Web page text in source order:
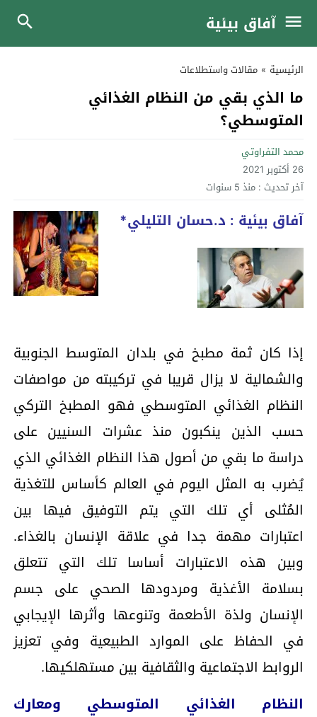
آفاق بيئية
الرئيسية » مقالات واستطلاعات
ما الذي بقي من النظام الغذائي
المتوسطي؟
محمد التفراوتي
26 أكتوبر 2021
آخر تحديث : منذ 5 سنوات
آفاق بيئية : د.حسان التليلي*
إذا كان ثمة مطبخ في بلدان المتوسط الجنوبية
والشمالية لا يزال قريبا في تركيبته من مواصفات
النظام الغذائي المتوسطي فهو المطبخ التركي
حسب الذين ينكبون منذ عشرات السنيين على
دراسة ما بقي من أصول هذا النظام الغذائي الذي
يُضرب به المثل اليوم في العالم كأساس للتغذية
المُثلى أي تلك التي يتم التوفيق فيها بين
اعتبارات مهمة جدا في علاقة الإنسان بالغذاء.
وبين هذه الاعتبارات أساسا تلك التي تتعلق
بسلامة الأغذية ومردودها الصحي على جسم
الإنسان ولذة الأطعمة وتنوعها وأثرها الإيجابي
في الحفاظ على الموارد الطبيعية وفي تعزيز
الروابط الاجتماعية والثقافية بين مستهلكيها.
النظام الغذائي المتوسطي ومعارك